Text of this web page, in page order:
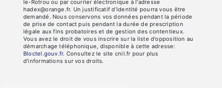
le-Rotrou ou par courrier électronique à l'adresse
hadex@orange.fr. Un justificatif d'identité pourra vous être
demandé. Nous conservons vos données pendant la période
de prise de contact puis pendant la durée de prescription
légale aux fins probatoires et de gestion des contentieux.
Vous avez le droit de vous inscrire sur la liste d'opposition au
démarchage téléphonique, disponible à cette adresse:
Bloctel.gouv.fr. Consultez le site cnil.fr pour plus
d’informations sur vos droits.